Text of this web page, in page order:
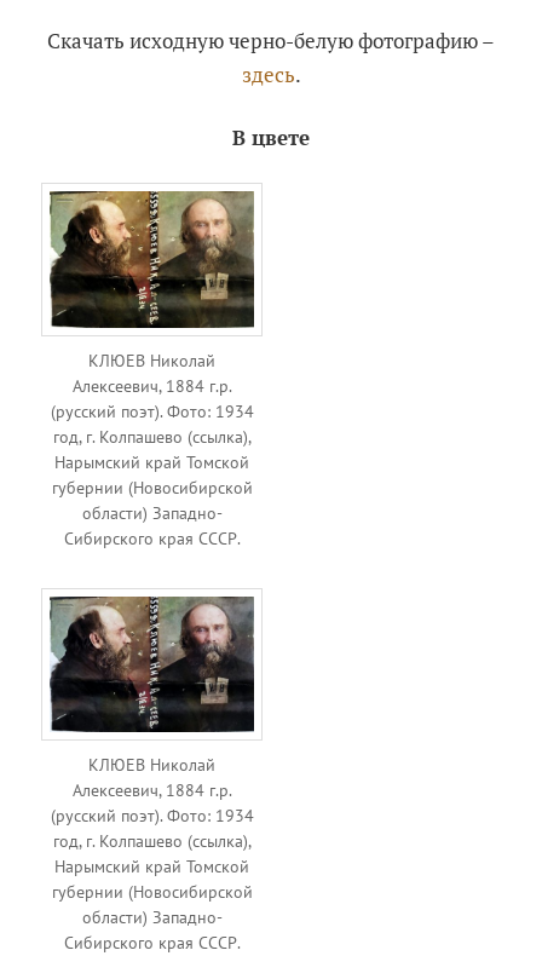
Скачать исходную черно-белую фотографию –
здесь.
В цвете
КЛЮЕВ Николай
Алексеевич, 1884 г.р.
(русский поэт). Фото: 1934
год, г. Колпашево (ссылка),
Нарымский край Томской
губернии (Новосибирской
области) Западно-
Сибирского края СССР.
КЛЮЕВ Николай
Алексеевич, 1884 г.р.
(русский поэт). Фото: 1934
год, г. Колпашево (ссылка),
Нарымский край Томской
губернии (Новосибирской
области) Западно-
Сибирского края СССР.